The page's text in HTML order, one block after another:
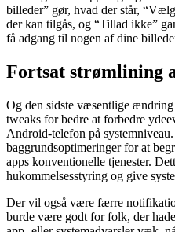
billeder” gør, hvad der står,
der kan tilgås, og “Tillad ikke”
få adgang til nogen af dine
Fortsat strømlining
Og den sidste væsentlige
tweaks for bedre at forbedre
Android-telefon på
baggrundsoptimeringer for at
apps konventionelle tjenester.
hukommelsesstyring og give
Der vil også være færre
burde være godt for folk, der